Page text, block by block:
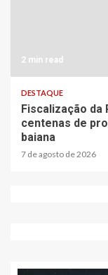
2 min read
DESTAQUE
Fiscalização da
centenas de
baiana
7 de agosto de 2026